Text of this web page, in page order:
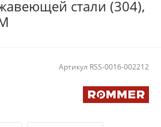
стали (304),
Артикул RSS-0016-002212